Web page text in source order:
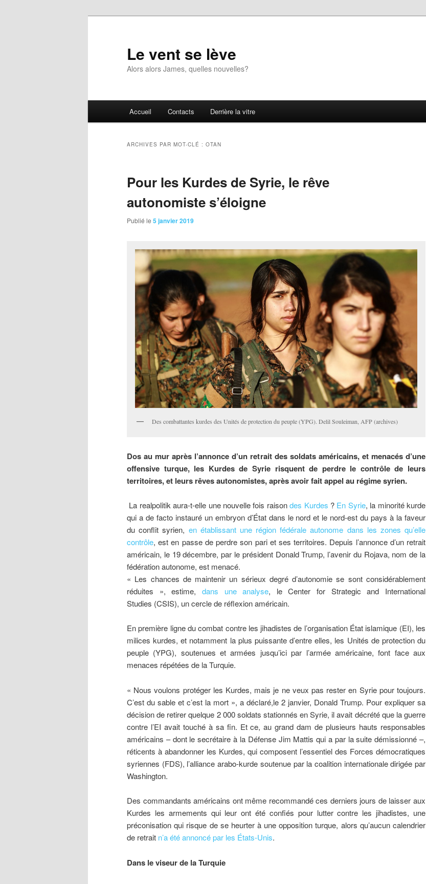
Le vent se lève
Alors alors James, quelles nouvelles?
Accueil Contacts Derrière la vitre
ARCHIVES PAR MOT-CLÉ : OTAN
Pour les Kurdes de Syrie, le rêve
autonomiste s’éloigne
Publié le 5 janvier 2019
Des combattantes kurdes des Unités de protection du peuple (YPG). Delil Souleiman, AFP (archives)
Dos au mur après l’annonce d’un retrait des soldats américains, et menacés d’une
offensive turque, les Kurdes de Syrie risquent de perdre le contrôle de leurs
territoires, et leurs rêves autonomistes, après avoir fait appel au régime syrien.
La realpolitik aura-t-elle une nouvelle fois raisondes Kurdes ? En Syrie, la minorité kurde
qui a de facto instauré un embryon d’État dans le nord et le nord-est du pays à la faveur
du conflit syrien, en établissant une région fédérale autonome dans les zones qu’elle
contrôle, est en passe de perdre son pari et ses territoires. Depuis l’annonce d’un retrait
américain, le 19 décembre, par le président Donald Trump, l’avenir du Rojava, nom de la
fédération autonome, est menacé.
« Les chances de maintenir un sérieux degré d’autonomie se sont considérablement
réduites », estime, dans une analyse, le Center for Strategic and International
Studies (CSIS), un cercle de réflexion américain.
En première ligne du combat contre les jihadistes de l’organisation État islamique (EI), les
milices kurdes, et notamment la plus puissante d’entre elles, les Unités de protection du
peuple (YPG), soutenues et armées jusqu’ici par l’armée américaine, font face aux
menaces répétées de la Turquie.
« Nous voulons protéger les Kurdes, mais je ne veux pas rester en Syrie pour toujours.
C’est du sable et c’est la mort », a déclaré,le 2 janvier, Donald Trump. Pour expliquer sa
décision de retirer quelque 2 000 soldats stationnés en Syrie, il avait décrété que la guerre
contre l’EI avait touché à sa fin. Et ce, au grand dam de plusieurs hauts responsables
américains – dont le secrétaire à la Défense Jim Mattis qui a par la suite démissionné –,
réticents à abandonner les Kurdes, qui composent l’essentiel des Forces démocratiques
syriennes (FDS), l’alliance arabo-kurde soutenue par la coalition internationale dirigée par
Washington.
Des commandants américains ont même recommandé ces derniers jours de laisser aux
Kurdes les armements qui leur ont été confiés pour lutter contre les jihadistes, une
préconisation qui risque de se heurter à une opposition turque, alors qu’aucun calendrier
de retrait n’a été annoncé par les États-Unis.
Dans le viseur de la Turquie